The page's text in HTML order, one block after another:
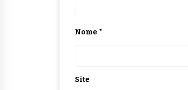
Nome *
Site